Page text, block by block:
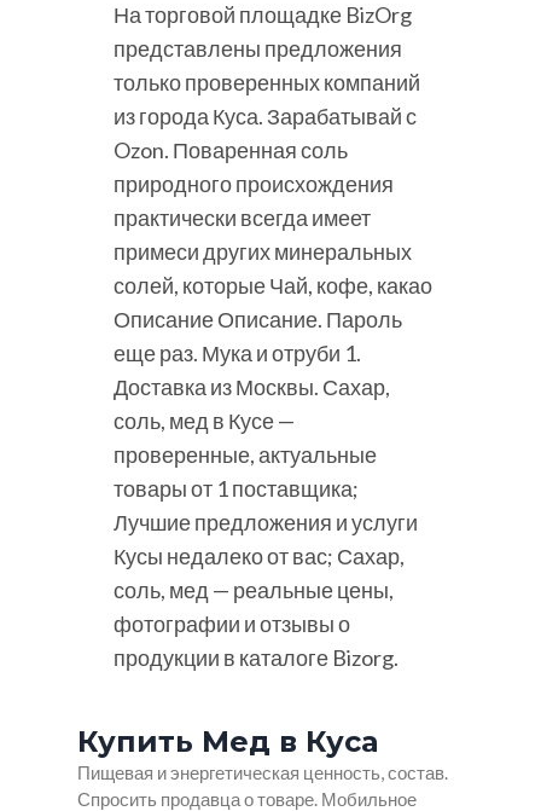
На торговой площадке BizOrg
представлены предложения
только проверенных компаний
из города Куса. Зарабатывай с
Ozon. Поваренная соль
природного происхождения
практически всегда имеет
примеси других минеральных
солей, которые Чай, кофе, какао
Описание Описание. Пароль
еще раз. Мука и отруби 1.
Доставка из Москвы. Сахар,
соль, мед в Кусе —
проверенные, актуальные
товары от 1 поставщика;
Лучшие предложения и услуги
Кусы недалеко от вас; Сахар,
соль, мед — реальные цены,
фотографии и отзывы о
продукции в каталоге Bizorg.
Купить Мед в Куса
Пищевая и энергетическая ценность, состав.
Спросить продавца о товаре. Мобильное